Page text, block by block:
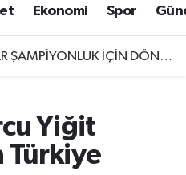
Ekonomi Spor
İÇİN DÖNECEK
Yiğit
Türkiye
ve Fikstür